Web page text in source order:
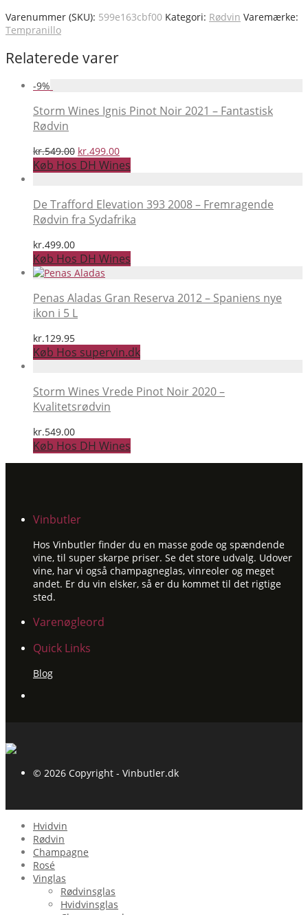
Varenummer (SKU): 599e163cbf00 Kategori: Rødvin Varemærke:
Tempranillo
Relaterede varer
-9%
Storm Wines Ignis Pinot Noir 2021 – Fantastisk
Rødvin
kr.549.00 Den
oprindelige
pris
kr.549.00.
kr.499.00Den
aktuelle
pris
kr.499.00.
Køb Hos DH Wines
De Trafford Elevation 393 2008 – Fremragende
Rødvin fra Sydafrika
kr.499.00
Køb Hos DH Wines
Penas Aladas Gran Reserva 2012 – Spaniens nye
ikon i 5 L
kr.129.95
Køb Hos supervin.dk
Storm Wines Vrede Pinot Noir 2020 –
Kvalitetsrødvin
kr.549.00
Køb Hos DH Wines
Vinbutler
Hos Vinbutler finder du en masse gode og spændende
vine, til super skarpe priser. Se det store udvalg. Udover
vine, har vi også champagneglas, vinreoler og meget
andet. Er du vin elsker, så er du kommet til det rigtige
sted.
Varenøgleord
Quick Links
Blog
© 2026 Copyright - Vinbutler.dk
Hvidvin
Rødvin
Champagne
Rosé
Vinglas
Rødvinsglas
Hvidvinsglas